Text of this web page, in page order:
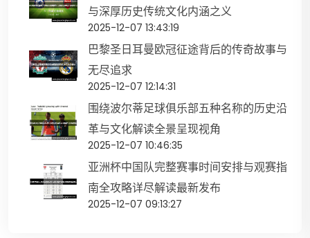
与深厚历史传统文化内涵之义
2025-12-07 13:43:19
巴黎圣日耳曼欧冠征途背后的传奇故事与
无尽追求
2025-12-07 12:14:31
围绕波尔蒂足球俱乐部五种名称的历史沿
革与文化解读全景呈现视角
2025-12-07 10:46:35
亚洲杯中国队完整赛事时间安排与观赛指
南全攻略详尽解读最新发布
2025-12-07 09:13:27